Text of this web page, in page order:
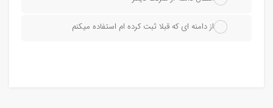
از دامنه ای که قبلا ثبت کرده ام استفاده میکنم